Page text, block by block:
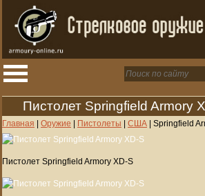
Пистолет Springfield Armory
Главная | Оружие | Пистолеты | США | Springfield
Пистолет Springfield Armory XD-S